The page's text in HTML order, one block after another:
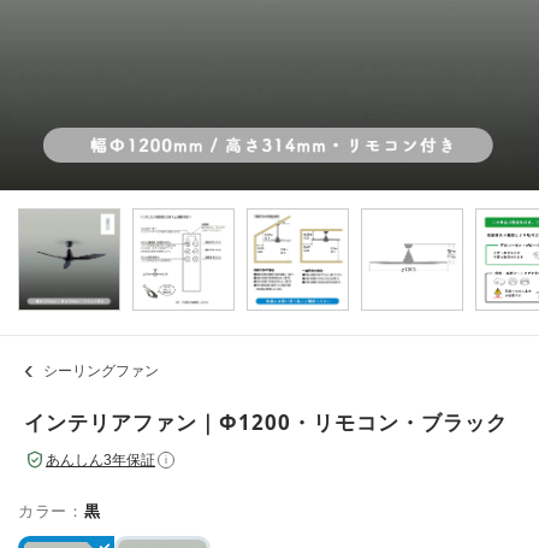
シーリングファン
インテリアファン｜Φ1200・リモコン・ブラック
あんしん3年保証 i
カラー： 黒